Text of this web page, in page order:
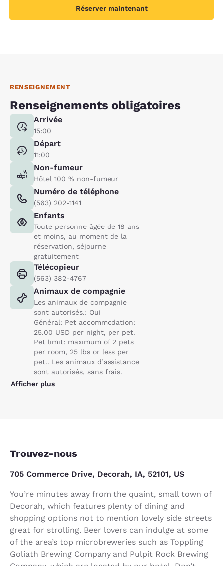
Réserver maintenant
RENSEIGNEMENT
Renseignements obligatoires
Arrivée
15:00
Départ
11:00
Non-fumeur
Hôtel 100 % non-fumeur
Numéro de téléphone
(563) 202-1141
Enfants
Toute personne âgée de 18 ans
et moins, au moment de la
réservation, séjourne
gratuitement
Télécopieur
(563) 382-4767
Animaux de compagnie
Les animaux de compagnie
sont autorisés.: Oui
Général: Pet accommodation:
25.00 USD per night, per pet.
Pet limit: maximum of 2 pets
per room, 25 lbs or less per
pet.. Les animaux d’assistance
sont autorisés, sans frais.
Afficher plus
Trouvez-nous
705 Commerce Drive, Decorah, IA, 52101, US
You’re minutes away from the quaint, small town of
Decorah, which features plenty of dining and
shopping options not to mention lovely side streets
great for strolling. Beer lovers can indulge at some
of the area’s top microbreweries such as Toppling
Goliath Brewing Company and Pulpit Rock Brewing